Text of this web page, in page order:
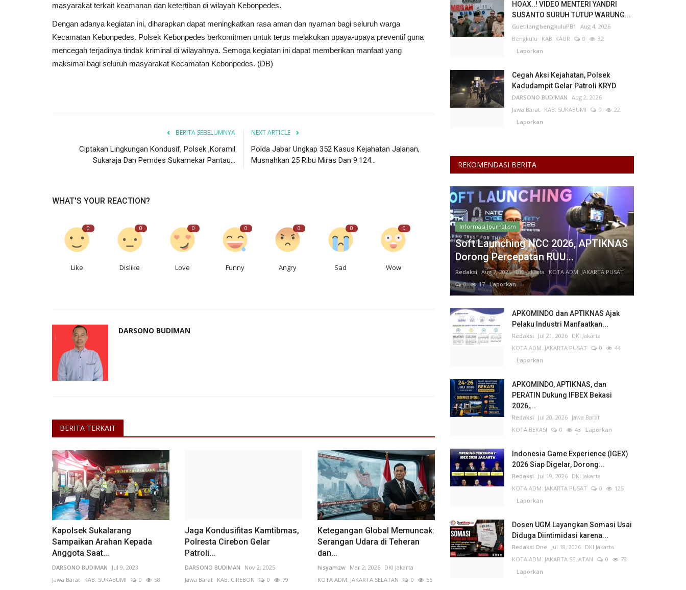
masyarakat terkait keamanan dan ketertiban di wilayah Kebonpedes.
Dengan adanya kegiatan ini, diharapkan dapat meningkatkan rasa aman dan nyaman bagi seluruh warga
Kecamatan Kebonpedes. Polsek Kebonpedes berkomitmen untuk terus melakukan upaya-upaya preventif guna
mencegah terjadinya tindak kriminal di wilayahnya. Semoga kegiatan ini dapat memberikan manfaat yang
maksimal bagi seluruh masyarakat Kecamatan Kebonpedes. (DB)
BERITA SEBELUMNYA
Ciptakan Lingkungan Kondusif, Polsek ,Koramil
Sukaraja Dan Pemdes Sukamekar Pantau...
NEXT ARTICLE
Polda Jabar Ungkap 352 Kasus Kejahatan Jalanan,
Musnahkan 25 Ribu Miras Dan 9.124...
WHAT'S YOUR REACTION?
0
Like
0
Dislike
0
Love
0
Funny
0
Angry
0
Sad
0
Wow
DARSONO BUDIMAN
BERITA TERKAIT
Kapolsek Sukalarang
Sampaikan Arahan Kepada
Anggota Saat...
DARSONO BUDIMAN
Jul 9, 2023
Jawa Barat KAB. SUKABUMI 0
58
Jaga Kondusifitas Kamtibmas,
Polresta Cirebon Gelar
Patroli...
DARSONO BUDIMAN
Nov 2, 2025
Jawa Barat
KAB. CIREBON 0
79
Ketegangan Global Memuncak:
Serangan Udara di Teheran
dan...
hisyamzw Mar 2, 2026
DKI Jakarta
KOTA ADM. JAKARTA SELATAN
0
55
HOAX..! VIDEO MENTERI YANDRI
SUSANTO SURUH TUTUP WARUNG...
GuetilangbengkuluPB1
Aug 4, 2026
Bengkulu
KAB. KAUR 0
32
Laporkan
Cegah Aksi Kejahatan, Polsek
Kadudampit Gelar Patroli KRYD
DARSONO BUDIMAN Aug 2, 2026
Jawa Barat KAB. SUKABUMI 0
22
Laporkan
REKOMENDASI BERITA
Informasi Journalism
Soft Launching NCC 2026, APTIKNAS
Dorong Percepatan RUU...
Redaksi Aug 7, 2026 DKI Jakarta
KOTA ADM. JAKARTA PUSAT
0
17Laporkan
APKOMINDO dan APTIKNAS Ajak
Pelaku Industri Manfaatkan...
Redaksi Jul 21, 2026 DKI Jakarta
KOTA ADM. JAKARTA PUSAT
0
44
Laporkan
APKOMINDO, APTIKNAS, dan
PERATIN Dukung IFBEX Bekasi
2026,...
Redaksi Jul 20, 2026 Jawa Barat
KOTA BEKASI
0 43 Laporkan
Indonesia Game Experience (IGEX)
2026 Siap Digelar, Dorong...
Redaksi Jul 19, 2026 DKI Jakarta
KOTA ADM. JAKARTA PUSAT
0
125
Laporkan
Dosen UGM Layangkan Somasi Usai
Diduga Diintimidasi karena...
Redaksi One Jul 18, 2026 DKI Jakarta
KOTA ADM. JAKARTA SELATAN
0
79
Laporkan